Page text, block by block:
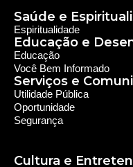
Política e
Notícias Regionais
Política
Economia
As Últimas da Região
Caiapônia e Região
Iporá e Região
SLMB e Região